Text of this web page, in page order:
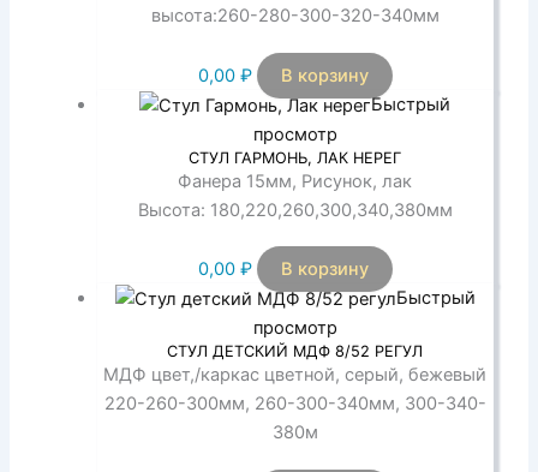
высота:260-280-300-320-340мм
0,00 ₽
В корзину
Быстрый
просмотр
СТУЛ ГАРМОНЬ, ЛАК НЕРЕГ
Фанера 15мм, Рисунок, лак
Высота: 180,220,260,300,340,380мм
0,00 ₽
В корзину
Быстрый
просмотр
СТУЛ ДЕТСКИЙ МДФ 8/52 РЕГУЛ
МДФ цвет,/каркас цветной, серый, бежевый
220-260-300мм, 260-300-340мм, 300-340-
380м